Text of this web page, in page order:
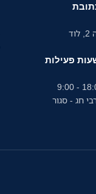
פעילות
חג - סגור